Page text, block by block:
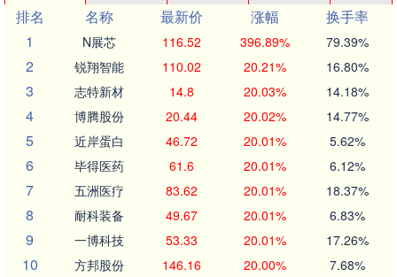
排名
名称 最新价 涨幅
换手率
1
N展芯 116.52 396.89% 79.39%
2 锐翔智能 110.02 20.21% 16.80%
3 志特新材 14.8 20.03% 14.18%
4 博腾股份 20.44 20.02% 14.77%
5 近岸蛋白 46.72 20.01% 5.62%
6 毕得医药 61.6 20.01% 6.12%
7 五洲医疗 83.62 20.01% 18.37%
8 耐科装备 49.67 20.01% 6.83%
9 一博科技 53.33 20.01% 17.26%
10 方邦股份 146.16 20.00% 7.68%